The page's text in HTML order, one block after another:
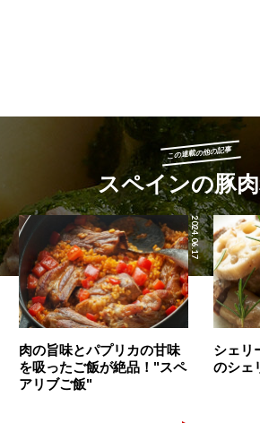
この連載の他の記事
スペインの豚
2024.06.17
肉の旨味とパプリカの甘味
を吸ったご飯が絶品！"スペ
アリブご飯"
シェリ
のシェ